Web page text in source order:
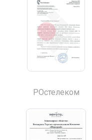
РОстелеком